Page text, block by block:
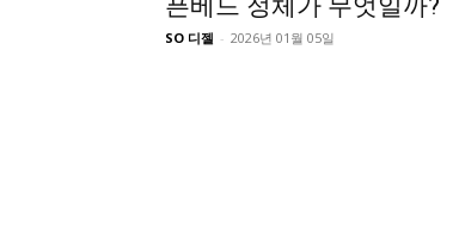
픈베드 정체가 무엇일까?
SO 디젤 - 2026년 01월 05일